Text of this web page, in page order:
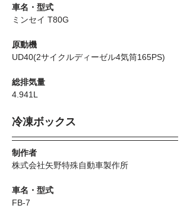
車名・型式
ミンセイ T80G
原動機
UD40(2サイクルディーゼル4気筒165PS)
総排気量
4.941L
冷凍ボックス
制作者
株式会社矢野特殊自動車製作所
車名・型式
FB-7